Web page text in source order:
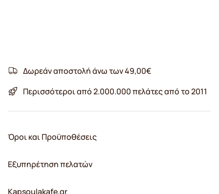
Δωρεάν αποστολή άνω των 49,00€
Περισσότεροι από 2.000.000 πελάτες από το 2011
Όροι και Προϋποθέσεις
Εξυπηρέτηση πελατών
Kapsoulakafe.gr